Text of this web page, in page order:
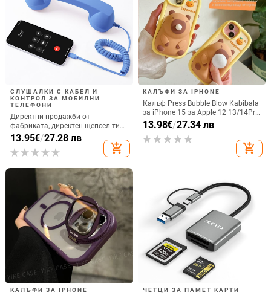
СЛУШАЛКИ С КАБЕЛ И
КОНТРОЛ ЗА МОБИЛНИ
ТЕЛЕФОНИ
Директни продажби от
фабриката, директен щепсел тип
C, мобилен телефон, Douyin
Internet Celebrity, електрически
микрофон, слушалки с C порт,
13.95€/27.28 лв
add_shopping_cart
КАЛЪФИ ЗА IPHONE
Калъф Press Bubble Blow Kabibala
за iPhone 15 за Apple 12 13/14Pro
Max, устойчив на изпускане 11
13.98€/27.34 лв
add_shopping_cart
КАЛЪФИ ЗА IPHONE ЧЕТЦИ ЗА ПАМЕТ КАРТИ